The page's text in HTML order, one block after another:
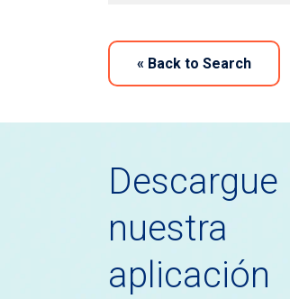
« Back to Search
Descargue
nuestra
aplicación